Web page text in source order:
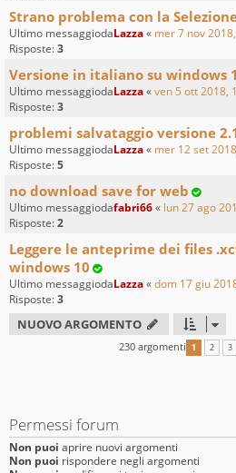
Strano problema con la
Ultimo messaggiodaLazza« mer 7 nov
Risposte:3
Versione in italiano su windows
Ultimo messaggiodaLazza«ven 5 ott 2018,
Risposte:3
problemi salvataggio versione
Ultimo messaggiodaLazza« mer 12 set
Risposte:5
no download save for web
Ultimo messaggiodafabri66« lun 27 ago
Risposte:2
Leggere le anteprime dei files
windows 10
Ultimo messaggiodaLazza«dom 17 giu
Risposte:3
NUOVO ARGOMENTO
230 argomenti 1 2 3
Permessi forum
Non puoi aprire nuovi argomenti
Non puoi rispondere negli argomenti